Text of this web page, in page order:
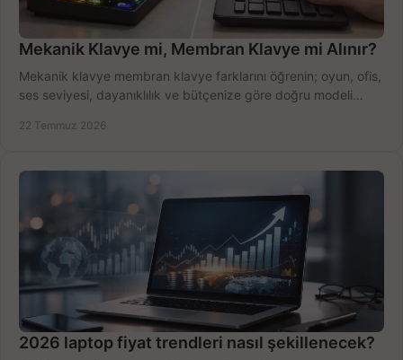
Mekanik Klavye mi, Membran Klavye mi Alınır?
Mekanik klavye membran klavye farklarını öğrenin; oyun, ofis,
ses seviyesi, dayanıklılık ve bütçenize göre doğru modeli
22 Temmuz 2026
2026 laptop fiyat trendleri nasıl şekillenecek?